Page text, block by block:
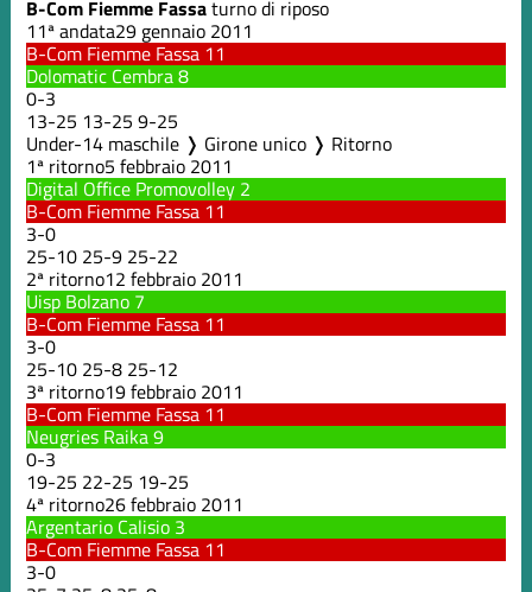
B-Com Fiemme Fassaturno di riposo
11ª andata29 gennaio 2011
B-Com Fiemme Fassa 11
Dolomatic Cembra8
0-3
13-25 13-25 9-25
Under-14 maschile ❭ Girone unico ❭ Ritorno
1ª ritorno5 febbraio 2011
Digital Office Promovolley 2
B-Com Fiemme Fassa 11
3-0
25-10 25-9 25-22
2ª ritorno12 febbraio 2011
Uisp Bolzano 7
B-Com Fiemme Fassa 11
3-0
25-10 25-8 25-12
3ª ritorno19 febbraio 2011
B-Com Fiemme Fassa 11
Neugries Raika9
0-3
19-25 22-25 19-25
4ª ritorno26 febbraio 2011
Argentario Calisio 3
B-Com Fiemme Fassa 11
3-0